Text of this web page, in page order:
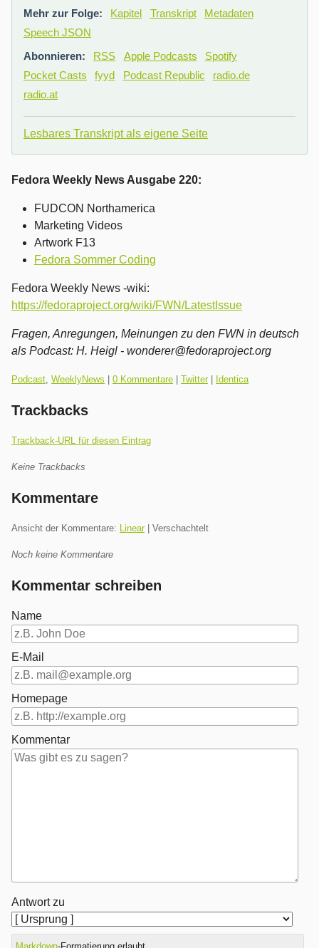
Mehr zur Folge: Kapitel Transkript
Metadaten
Speech JSON
Abonnieren:
RSS Apple Podcasts
Spotify
Pocket Casts
fyyd Podcast Republic
radio.de
radio.at
Lesbares Transkript als eigene Seite
Fedora Weekly News Ausgabe 220:
FUDCON Northamerica
Marketing Videos
Artwork F13
Fedora Sommer Coding
Fedora Weekly News -wiki:
https://fedoraproject.org/wiki/FWN/LatestIssue
Fragen, Anregungen, Meinungen zu den FWN in deutsch
als Podcast: H. Heigl - wonderer@fedoraproject.org
Kategorien:
Podcast, WeeklyNews 0 Kommentare Twitter| Identica
Trackbacks
Trackback-URL für diesen Eintrag
Keine Trackbacks
Kommentare
Ansicht der Kommentare: Linear| Verschachtelt
Noch keine Kommentare
Kommentar schreiben
Name
E-Mail
Homepage
Kommentar
Antwort zu